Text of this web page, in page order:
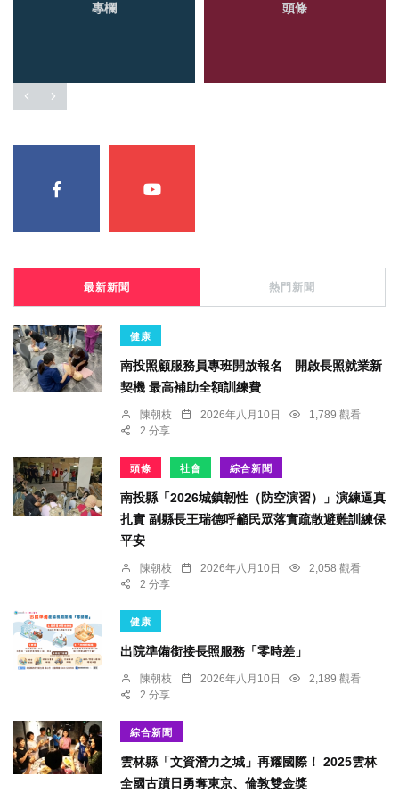
專欄 頭條
最新新聞 熱門新聞
健康
南投照顧服務員專班開放報名 開啟長照就業新
契機 最高補助全額訓練費
陳朝枝 2026年八月10日
1,789 觀看
2 分享
頭條 社會 綜合新聞
南投縣「2026城鎮韌性（防空演習）」演練逼真
扎實 副縣長王瑞德呼籲民眾落實疏散避難訓練保
平安
陳朝枝 2026年八月10日
2,058 觀看
2 分享
健康
出院準備銜接長照服務「零時差」
陳朝枝 2026年八月10日
2,189 觀看
2 分享
綜合新聞
雲林縣「文資潛力之城」再耀國際！ 2025雲林
全國古蹟日勇奪東京、倫敦雙金獎